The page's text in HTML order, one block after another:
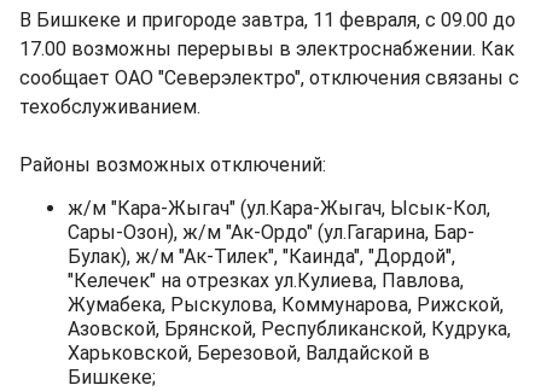
В Бишкеке и пригороде завтра, 11 февраля, с 09.00 до
17.00 возможны перерывы в электроснабжении. Как
сообщает ОАО "Северэлектро", отключения связаны с
техобслуживанием.
Районы возможных отключений:
ж/м "Кара-Жыгач" (ул.Кара-Жыгач, Ысык-Кол,
Сары-Озон), ж/м "Ак-Ордо" (ул.Гагарина, Бар-
Булак), ж/м "Ак-Тилек", "Каинда", "Дордой",
"Келечек" на отрезках ул.Кулиева, Павлова,
Жумабека, Рыскулова, Коммунарова, Рижской,
Азовской, Брянской, Республиканской, Кудрука,
Харьковской, Березовой, Валдайской в
Бишкеке;